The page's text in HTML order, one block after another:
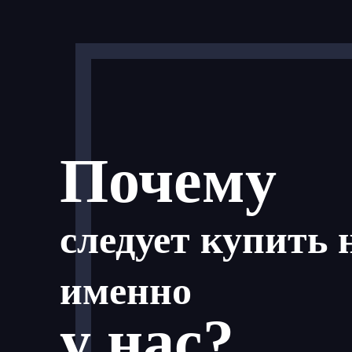
Почему
следует купить
именно